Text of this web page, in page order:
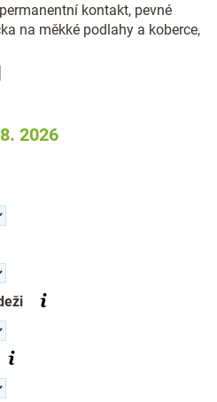
kontakt, pevné
na měkké podlahy a koberce,
2026